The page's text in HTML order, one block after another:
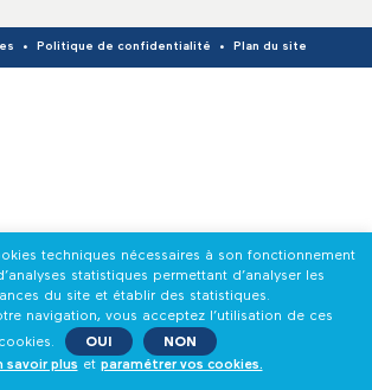
Politique de confidentialité Plan du site
techniques nécessaires à son fonctionnement
statistiques permettant d’analyser les
du site et établir des statistiques.
navigation, vous acceptez l’utilisation de ces
cookies.
OUI
NON
savoir plus et paramétrer vos cookies.